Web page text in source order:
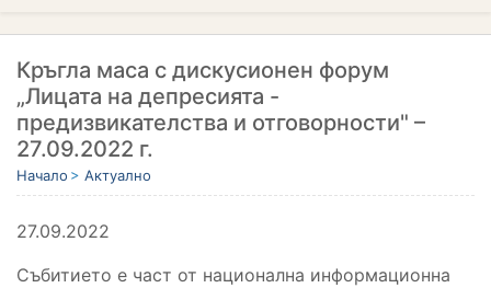
Кръгла маса с дискусионен форум
„Лицата на депресията -
предизвикателства и отговорности" –
27.09.2022 г.
Начало Актуално
27.09.2022
Събитието е част от национална информационна